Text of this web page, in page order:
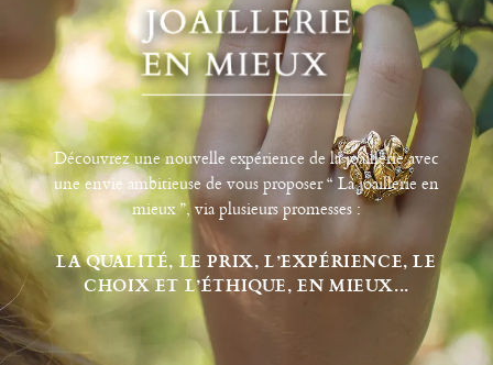
Découvrez une nouvelle expérience de la joaillerie avec
une envie ambitieuse de vous proposer “ La joaillerie en
mieux ”, via plusieurs promesses :
LA QUALITÉ, LE PRIX, L’EXPÉRIENCE, LE
CHOIX ET L’ÉTHIQUE, EN MIEUX...